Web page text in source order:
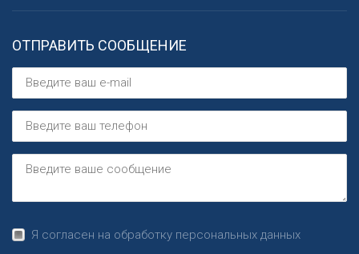
ОТПРАВИТЬ СООБЩЕНИЕ
Я согласен на обработку персональных данных